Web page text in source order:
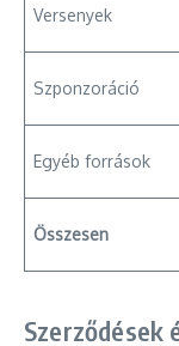
Versenyek
Szponzoráció
Egyéb források
Összesen
Szerződések